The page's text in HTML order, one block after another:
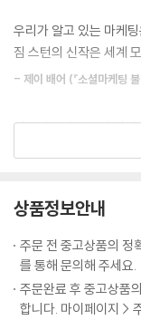
관리자로서의 역할
자신의 위치가 어디인지
모범 관행을 위한 AI
당신은 지금 어떤 문제
인간이 갖고 있는 우위
11장 _ 내일은 우리에
미래로 가는 길
기계여, 스스로 훈련하라
서비스로서의 지적 능력
일대일 마케팅은 항상
객이 되고 우리는 당신
도 기억한다. 하지만 익
- 예측에 가장 도움이
들은 무시한다.
- 지속적으로 ‘신념’을
최근, 마크 큐번은 창의
기술이 될 것이라고 이
공자보다 교양 과목 전
다. 어쩌면 교양 과목
- 인공지능이 무엇인지,
- 데이터 과학 학위 없이
배운다.
발에 조력한다.
- 최신 기술을 마케팅에
한다.
하는 세계적으로 유명한
운 방식으로 소개한다.
화를 위한 최신 솔루션
하기 위해 비즈니스를
우리가 알고 있는 마케
짐 스턴의 신작은 세계
- 제이 배어 (『소셜마케팅
인공지능의 부상이 당
혼란스러운가? 다행히
- 앤 해들리 (『마음을 빼앗는
AI 기반 마케팅은 필요
시대의 문을 열고 있다.
지하고, 과거의 행동을
로 빈틈없게 느껴지는
상품정보안내
주문 전 중고상품의 정
를 통해 문의해 주세요.
주문완료 후 중고상품
합니다. 마이페이지 >